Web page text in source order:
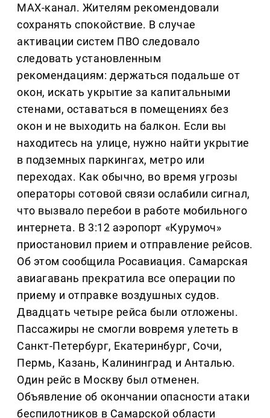
МАХ-канал. Жителям рекомендовали
сохранять спокойствие. В случае
активации систем ПВО следовало
следовать установленным
рекомендациям: держаться подальше от
окон, искать укрытие за капитальными
стенами, оставаться в помещениях без
окон и не выходить на балкон. Если вы
находитесь на улице, нужно найти укрытие
в подземных паркингах, метро или
переходах. Как обычно, во время угрозы
операторы сотовой связи ослабили сигнал,
что вызвало перебои в работе мобильного
интернета. В 3:12 аэропорт «Курумоч»
приостановил прием и отправление рейсов.
Об этом сообщила Росавиация. Самарская
авиагавань прекратила все операции по
приему и отправке воздушных судов.
Двадцать четыре рейса были отложены.
Пассажиры не смогли вовремя улететь в
Санкт-Петербург, Екатеринбург, Сочи,
Пермь, Казань, Калининград и Анталью.
Один рейс в Москву был отменен.
Объявление об окончании опасности атаки
беспилотников в Самарской области